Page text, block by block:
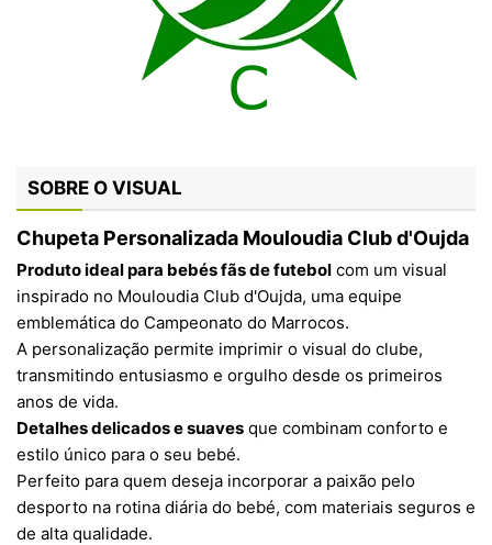
SOBRE O VISUAL
Chupeta Personalizada Mouloudia Club d'Oujda
Produto ideal para bebés fãs de futebol com um visual
inspirado no Mouloudia Club d'Oujda, uma equipe
emblemática do Campeonato do Marrocos.
A personalização permite imprimir o visual do clube,
transmitindo entusiasmo e orgulho desde os primeiros
anos de vida.
Detalhes delicados e suaves que combinam conforto e
estilo único para o seu bebé.
Perfeito para quem deseja incorporar a paixão pelo
desporto na rotina diária do bebé, com materiais seguros e
de alta qualidade.